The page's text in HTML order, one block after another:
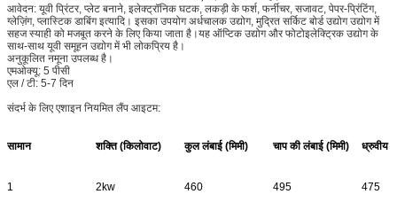
आवेदन: यूवी प्रिंटर, प्लेट बनाने, इलेक्ट्रॉनिक घटक, लकड़ी के फर्श, फर्नीचर, सजावट, पेपर-प्रिंटिंग,
ग्लेज़िंग, प्लास्टिक डाबिंग इत्यादि। इसका उपयोग अर्धचालक उद्योग, मुद्रित सर्किट बोर्ड उद्योग उद्योग में
सहज स्याही को मजबूत करने के लिए किया जाता है।यह ऑप्टिक उद्योग और फोटोइलेक्ट्रिक उद्योग के
साथ-साथ यूवी समूहन उद्योग में भी लोकप्रिय है।
अनुकूलित नमूना उपलब्ध है।
एमओक्यू: 5 पीसी
एल / टी: 5-7 दिन
संदर्भ के लिए एशाइन नियमित लैंप आइटम:
सामान शक्ति (किलोवाट) कुल लंबाई (मिमी) चाप की लंबाई (मिमी) ध्रुवीय
1 2kw 460 495
475